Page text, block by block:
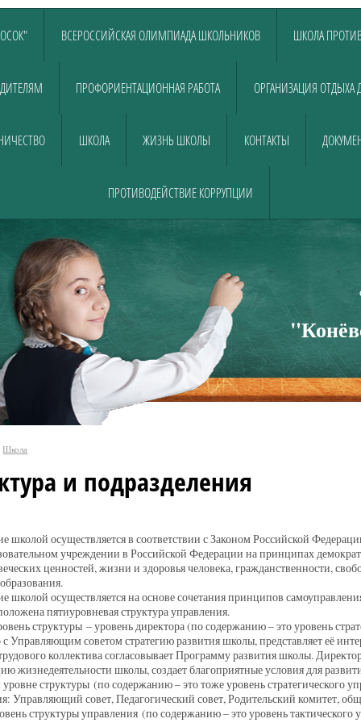
ВСЕРОССИЙСКАЯ ОЛИМПИАДА ШКОЛЬНИКОВ ШКОЛА
ПРОФОРИЕНТАЦИОННАЯ РАБОТА ОРГАНИЗАЦИЯ ОТДЫХА
ШКОЛА ЖИЗНЬ ШКОЛЫ КОНТАКТЫ
ПРОТИВОДЕЙСТВИЕ КОРРУПЦИИ
Школа
и подразделения
школой осуществляется в соответствии с Законом Российской
учреждении в Российской Федерации на принципах
ценностей, жизни и здоровья человека, гражданственности,
школой осуществляется на основе сочетания принципов
пятиуровневая структура управления.
структуры – уровень директора (по содержанию – это уровень
с Управляющим советом стратегию развития школы, представляет её
коллектива согласовывает Программу развития школы.
жизнедеятельности школы, создает благоприятные условия для
структуры (по содержанию – это тоже уровень стратегического
Управляющий совет, Педагогический совет, Родительский комитет,
структуры управления (по содержанию – это уровень тактического